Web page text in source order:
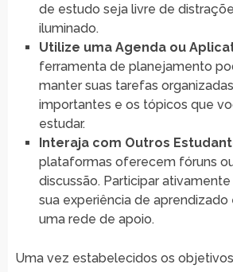
de estudo seja livre de
iluminado.
Utilize uma Agenda ou
ferramenta de planejamento
manter suas tarefas
importantes e os tópicos que
estudar.
Interaja com Outros
plataformas oferecem fóruns
discussão. Participar
sua experiência de aprendizado
uma rede de apoio.
Uma vez estabelecidos os